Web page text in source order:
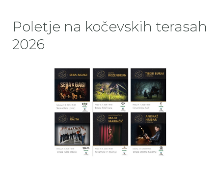
Poletje na kočevskih terasah
2026